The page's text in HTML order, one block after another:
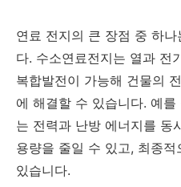
연료 전지의 큰 장점 중 하
다. 수소연료전지는 열과 전
복합발전이 가능해 건물의
에 해결할 수 있습니다. 예
는 전력과 난방 에너지를 동
용량을 줄일 수 있고, 최종
있습니다.